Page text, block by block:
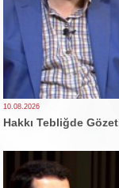
10.08.2026
Hakkı Tebliğde